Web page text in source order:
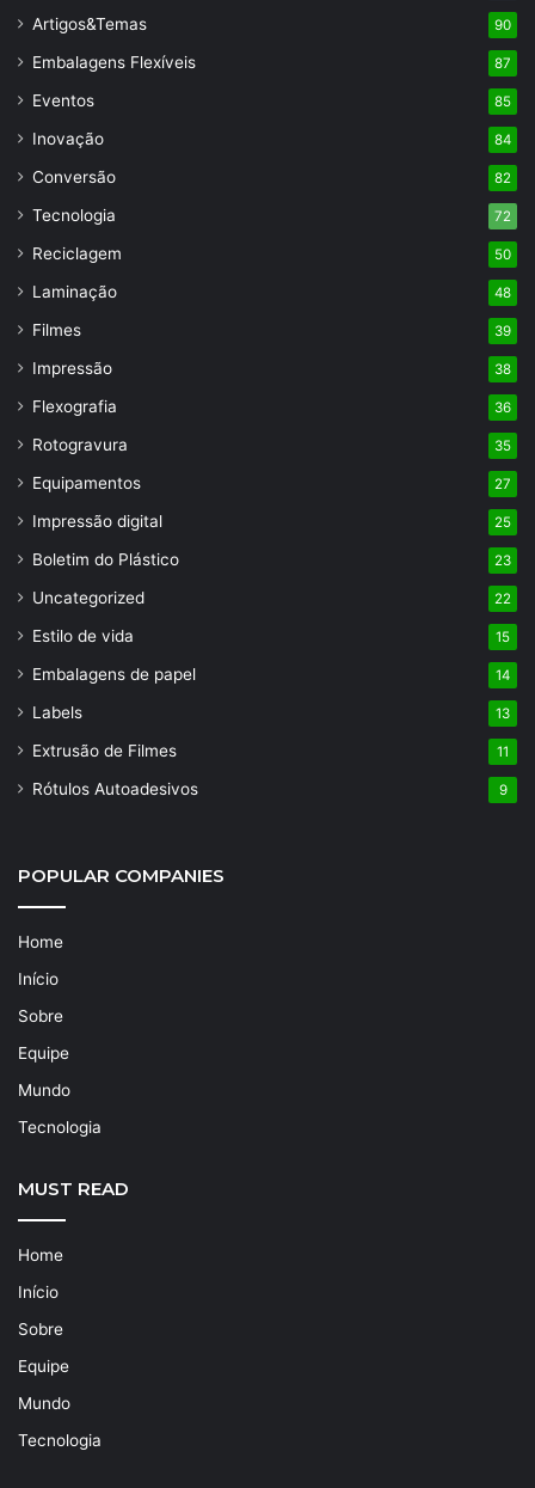
Artigos&Temas 90
Embalagens Flexíveis 87
Eventos 85
Inovação 84
Conversão 82
Tecnologia 72
Reciclagem 50
Laminação 48
Filmes 39
Impressão 38
Flexografia 36
Rotogravura 35
Equipamentos 27
Impressão digital 25
Boletim do Plástico 23
Uncategorized 22
Estilo de vida 15
Embalagens de papel 14
Labels 13
Extrusão de Filmes 11
Rótulos Autoadesivos 9
POPULAR COMPANIES
Home
Início
Sobre
Equipe
Mundo
Tecnologia
MUST READ
Home
Início
Sobre
Equipe
Mundo
Tecnologia